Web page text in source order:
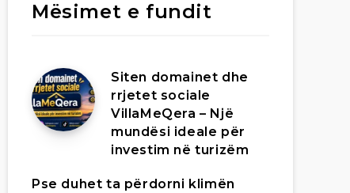
Mësimet e fundit
Siten domainet dhe
rrjetet sociale
VillaMeQera – Një
mundësi ideale për
investim në turizëm
Pse duhet ta përdorni klimën